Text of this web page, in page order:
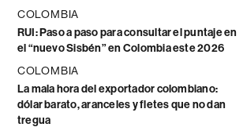
COLOMBIA
RUI: Paso a paso para consultar el puntaje en
el “nuevo Sisbén” en Colombia este 2026
COLOMBIA
La mala hora del exportador colombiano:
dólar barato, aranceles y fletes que no dan
tregua